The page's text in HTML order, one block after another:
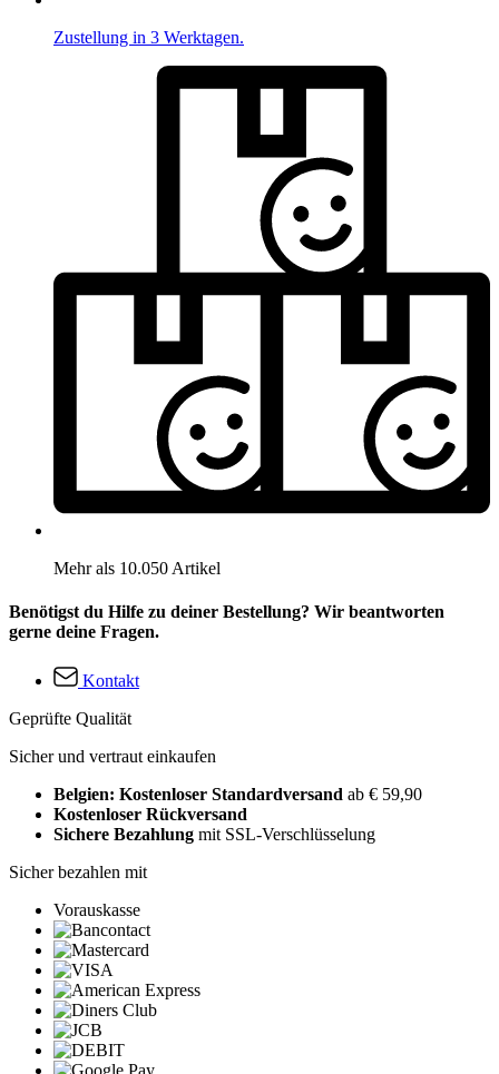
Zustellung in 3 Werktagen.
Mehr als 10.050 Artikel
Benötigst du Hilfe zu deiner Bestellung? Wir beantworten
gerne deine Fragen.
Kontakt
Geprüfte Qualität
Sicher und vertraut einkaufen
Belgien: Kostenloser Standardversand ab € 59,90
Kostenloser Rückversand
Sichere Bezahlung mit SSL-Verschlüsselung
Sicher bezahlen mit
Vorauskasse